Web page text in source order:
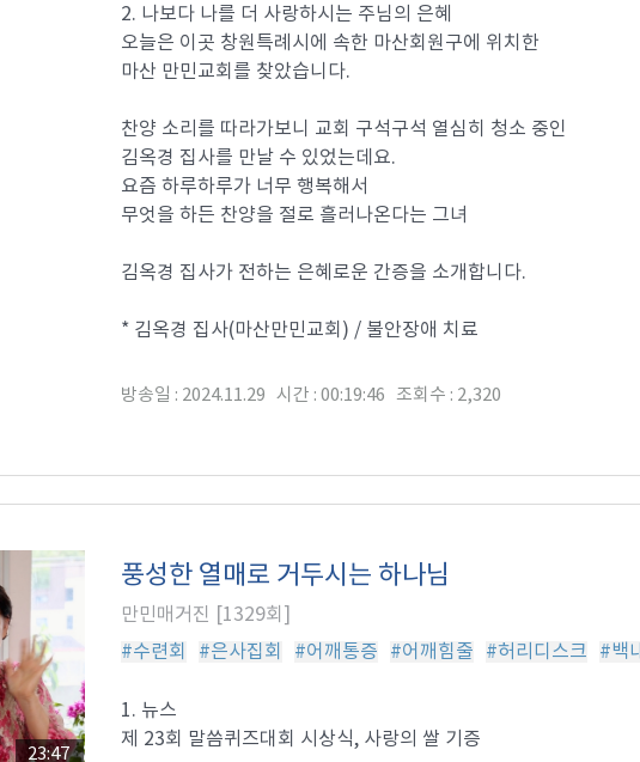
2. 나보다 나를 더 사랑하시는 주님의 은혜
오늘은 이곳 창원특례시에 속한 마산회원구에 위치한
마산 만민교회를 찾았습니다.
찬양 소리를 따라가보니 교회 구석구석 열심히 청소 중인
김옥경 집사를 만날 수 있었는데요.
요즘 하루하루가 너무 행복해서
무엇을 하든 찬양을 절로 흘러나온다는 그녀
김옥경 집사가 전하는 은혜로운 간증을 소개합니다.
* 김옥경 집사(마산만민교회) / 불안장애 치료
방송일 : 2024.11.29 시간 : 00:19:46 조회수 : 2,320
23:47
풍성한 열매로 거두시는 하나님
만민매거진 [1329회]
#수련회
#은사집회 #어깨통증 #어깨힘줄 #허리디스크 #백
1. 뉴스
제 23회 말씀퀴즈대회 시상식, 사랑의 쌀 기증